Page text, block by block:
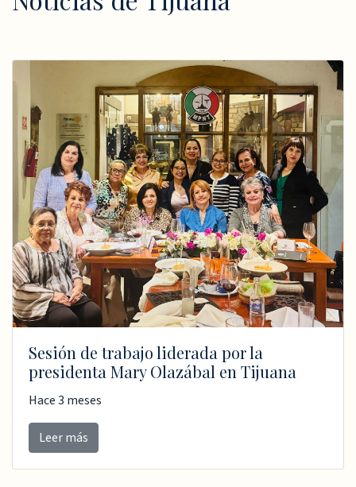
Sesión de trabajo liderada por la
presidenta Mary Olazábal en Tijuana
Hace 3 meses
Leer más